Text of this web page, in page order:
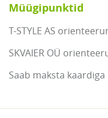
Müügipunktid
T-STYLE AS
SKVAIER OÜ
Saab maksta kaardiga